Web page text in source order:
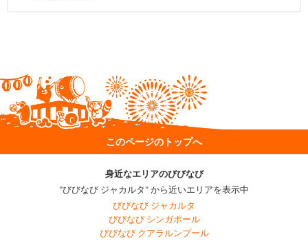
このページのトップへ
身近なエリアのびびなび
"びびなび ジャカルタ" から近いエリアを表示中
びびなび ジャカルタ
びびなび シンガポール
びびなび クアラルンプール